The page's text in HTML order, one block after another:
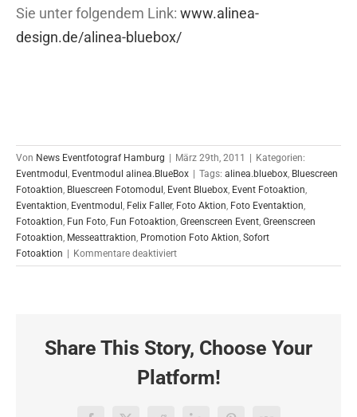
Sie unter folgendem Link: www.alinea-
design.de/alinea-bluebox/
Von News Eventfotograf Hamburg März 29th, 2011
Kategorien:
Eventmodul , Eventmodul alinea.BlueBox Tags: alinea.bluebox, Bluescreen
Fotoaktion, Bluescreen Fotomodul , Event Bluebox, Event Fotoaktion,
Eventaktion, Eventmodul , Felix Faller, Foto Aktion, Foto Eventaktion,
Fotoaktion, Fun Foto, Fun Fotoaktion, Greenscreen Event, Greenscreen
Fotoaktion, Messeattraktion, Promotion Foto Aktion, Sofort
Fotoaktion
Kommentare deaktiviertfür
XXL
Share This Story, Choose Your
Platform!